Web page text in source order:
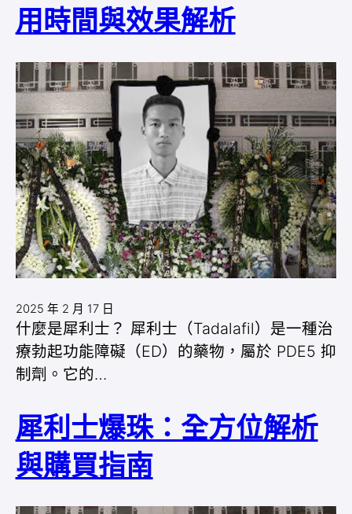
用時間與效果解析
2025 年 2 月 17 日
什麼是犀利士？ 犀利士（Tadalafil）是一種治
療勃起功能障礙（ED）的藥物，屬於 PDE5 抑
制劑。它的…
犀利士爆珠：全方位解析
與購買指南